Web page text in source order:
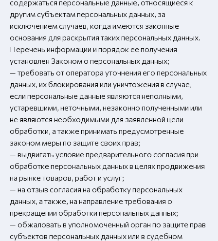
содержаться персональные данные, относящиеся к
другим субъектам персональных данных, за
исключением случаев, когда имеются законные
основания для раскрытия таких персональных данных.
Перечень информации и порядок ее получения
установлен Законом о персональных данных;
— требовать от оператора уточнения его персональных
данных, их блокирования или уничтожения в случае,
если персональные данные являются неполными,
устаревшими, неточными, незаконно полученными или
не являются необходимыми для заявленной цели
обработки, а также принимать предусмотренные
законом меры по защите своих прав;
— выдвигать условие предварительного согласия при
обработке персональных данных в целях продвижения
на рынке товаров, работ и услуг;
— на отзыв согласия на обработку персональных
данных, а также, на направление требования о
прекращении обработки персональных данных;
— обжаловать в уполномоченный орган по защите прав
субъектов персональных данных или в судебном